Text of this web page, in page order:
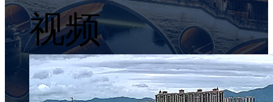
视频